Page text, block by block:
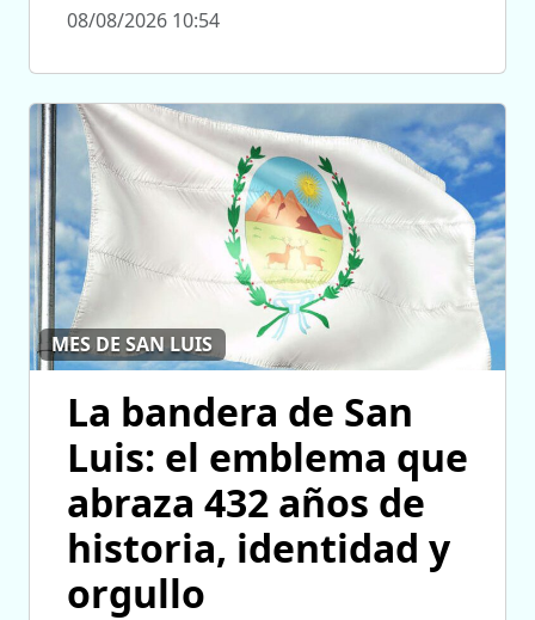
08/08/2026 10:54
MES DE SAN LUIS
La bandera de San
Luis: el emblema que
abraza 432 años de
historia, identidad y
orgullo